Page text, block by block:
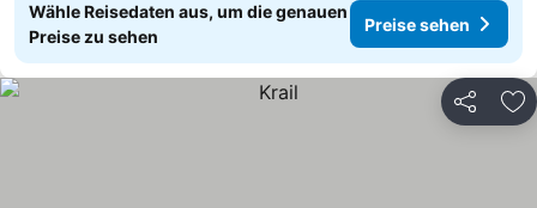
Wähle Reisedaten aus, um die genauen
Preise zu sehen
Preise sehen
Teilen